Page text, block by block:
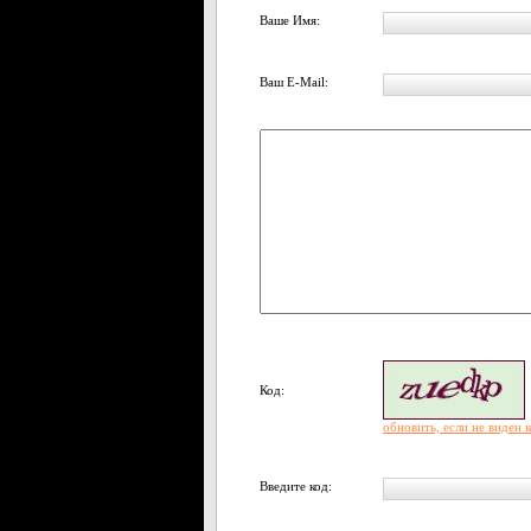
Ваше Имя:
Ваш E-Mail:
Код:
обновить, если не виден
Введите код: